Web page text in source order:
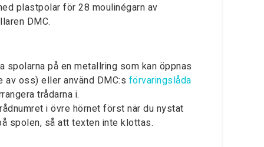
plastpolar för 28 moulinégarn av
DMC.
spolarna på en metallring som kan öppnas
av oss) eller använd DMC:s förvaringslåda
trådarna i.
i övre hörnet först när du nystat
spolen, så att texten inte klottas.